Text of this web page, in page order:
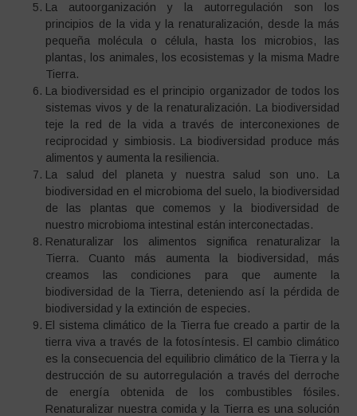
La autoorganización y la autorregulación son los
principios de la vida y la renaturalización, desde la más
pequeña molécula o célula, hasta los microbios, las
plantas, los animales, los ecosistemas y la misma Madre
Tierra.
La biodiversidad es el principio organizador de todos los
sistemas vivos y de la renaturalización. La biodiversidad
teje la red de la vida a través de interconexiones de
reciprocidad y simbiosis. La biodiversidad produce más
alimentos y aumenta la resiliencia.
La salud del planeta y nuestra salud son uno. La
biodiversidad en el microbioma del suelo, la biodiversidad
de las plantas que comemos y la biodiversidad de
nuestro microbioma intestinal están interconectadas.
Renaturalizar los alimentos significa renaturalizar la
Tierra. Cuanto más aumenta la biodiversidad, más
creamos las condiciones para que aumente la
biodiversidad de la Tierra, deteniendo así la pérdida de
biodiversidad y la extinción de especies.
El sistema climático de la Tierra fue creado a partir de la
tierra viva a través de la fotosíntesis. El cambio climático
es la consecuencia del equilibrio climático de la Tierra y la
destrucción de su autorregulación a través del derroche
de energía obtenida de los combustibles fósiles.
Renaturalizar nuestra comida y la Tierra es una solución